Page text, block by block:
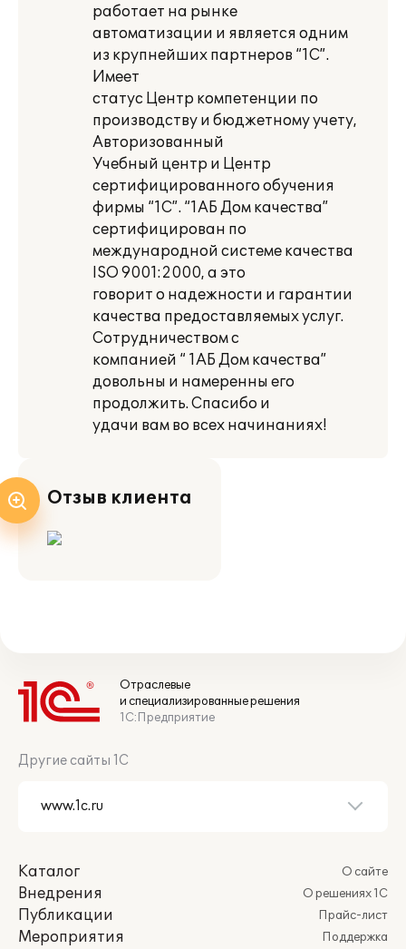
работает на рынке
автоматизации и является одним
из крупнейших партнеров “1С”.
Имеет
статус Центр компетенции по
производству и бюджетному учету,
Авторизованный
Учебный центр и Центр
сертифицированного обучения
фирмы “1С”. “1АБ Дом качества”
сертифицирован по
международной системе качества
ISO 9001:2000, а это
говорит о надежности и гарантии
качества предоставляемых услуг.
Сотрудничеством с
компанией “ 1АБ Дом качества”
довольны и намеренны его
продолжить. Спасибо и
удачи вам во всех начинаниях!
Отзыв клиента
Отраслевые
и специализированные решения
1С:Предприятие
Другие сайты 1С
Каталог
Внедрения
Публикации
Мероприятия
О сайте
О решениях 1С
Прайс-лист
Поддержка